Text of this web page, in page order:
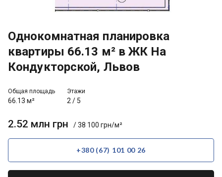
Однокомнатная планировка
квартиры 66.13 м² в ЖК На
Кондукторской, Львов
Общая площадь
66.13 м²
Этажи
2 / 5
2.52 млн грн / 38 100 грн/м²
+380 (67) 101 00 26